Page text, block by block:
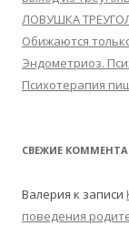
ЛОВУШКА
Обижаются
Эндометриоз.
Психотерапия
СВЕЖИЕ
Валерия к записи
поведения